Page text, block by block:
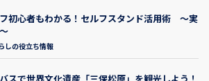
初心者もわかる！セルフスタンド活用術 ～実
しの役立ち情報